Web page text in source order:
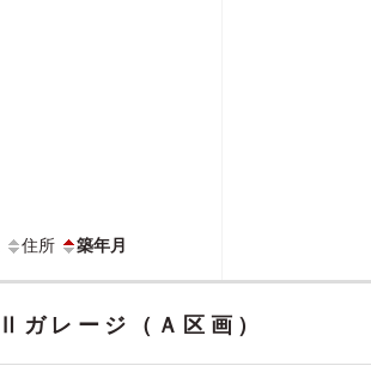
住所 築年月
ガレージ（Ａ区画）